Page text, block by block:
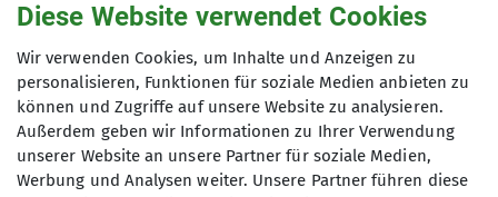
Korbinian
01794541072
Maximale Teilnehmeranzahl
Diese Website verwendet Cookies
Wir verwenden Cookies, um Inhalte und Anzeigen zu
personalisieren, Funktionen für soziale Medien anbieten zu
können und Zugriffe auf unsere Website zu analysieren.
Außerdem geben wir Informationen zu Ihrer Verwendung
unserer Website an unsere Partner für soziale Medien,
Werbung und Analysen weiter. Unsere Partner führen diese